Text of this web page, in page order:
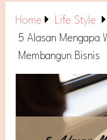
Home
Life Style
5 Alasan Mengapa
Membangun Bisnis